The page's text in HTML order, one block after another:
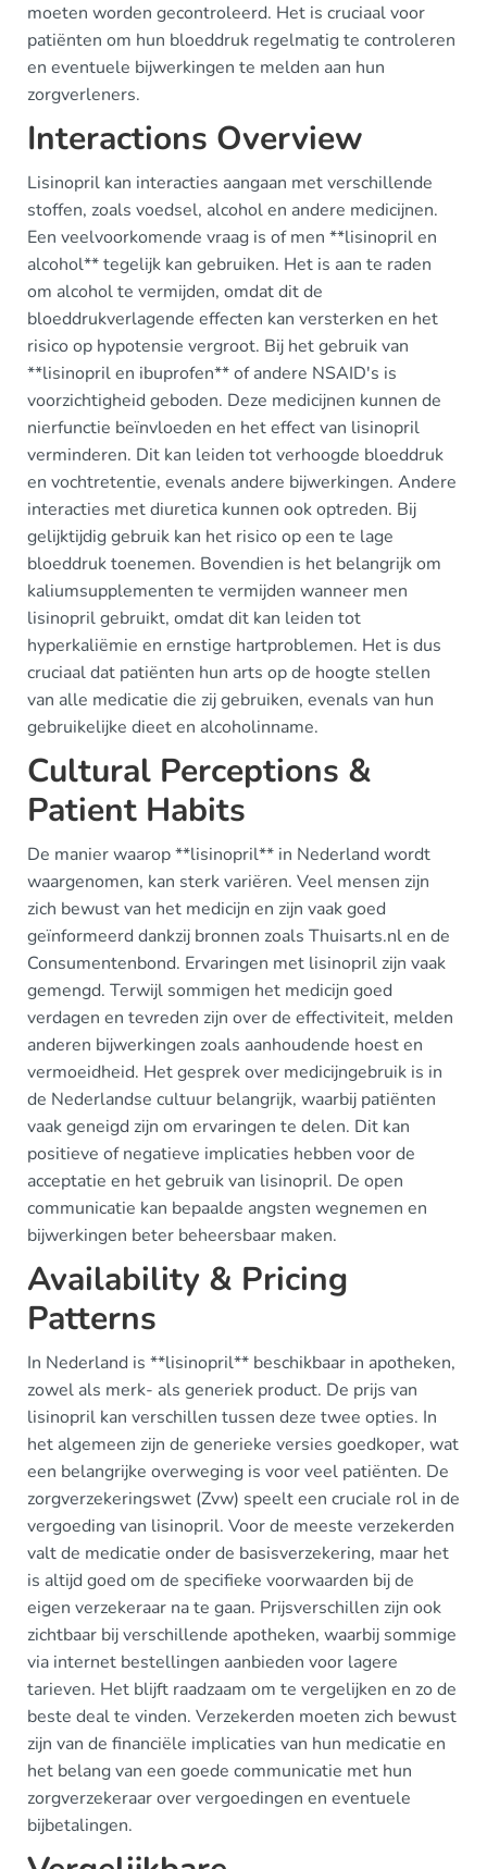
moeten worden gecontroleerd. Het is cruciaal voor
patiënten om hun bloeddruk regelmatig te controleren
en eventuele bijwerkingen te melden aan hun
zorgverleners.
Interactions Overview
Lisinopril kan interacties aangaan met verschillende
stoffen, zoals voedsel, alcohol en andere medicijnen.
Een veelvoorkomende vraag is of men **lisinopril en
alcohol** tegelijk kan gebruiken. Het is aan te raden
om alcohol te vermijden, omdat dit de
bloeddrukverlagende effecten kan versterken en het
risico op hypotensie vergroot. Bij het gebruik van
**lisinopril en ibuprofen** of andere NSAID's is
voorzichtigheid geboden. Deze medicijnen kunnen de
nierfunctie beïnvloeden en het effect van lisinopril
verminderen. Dit kan leiden tot verhoogde bloeddruk
en vochtretentie, evenals andere bijwerkingen. Andere
interacties met diuretica kunnen ook optreden. Bij
gelijktijdig gebruik kan het risico op een te lage
bloeddruk toenemen. Bovendien is het belangrijk om
kaliumsupplementen te vermijden wanneer men
lisinopril gebruikt, omdat dit kan leiden tot
hyperkaliëmie en ernstige hartproblemen. Het is dus
cruciaal dat patiënten hun arts op de hoogte stellen
van alle medicatie die zij gebruiken, evenals van hun
gebruikelijke dieet en alcoholinname.
Cultural Perceptions &
Patient Habits
De manier waarop **lisinopril** in Nederland wordt
waargenomen, kan sterk variëren. Veel mensen zijn
zich bewust van het medicijn en zijn vaak goed
geïnformeerd dankzij bronnen zoals Thuisarts.nl en de
Consumentenbond. Ervaringen met lisinopril zijn vaak
gemengd. Terwijl sommigen het medicijn goed
verdagen en tevreden zijn over de effectiviteit, melden
anderen bijwerkingen zoals aanhoudende hoest en
vermoeidheid. Het gesprek over medicijngebruik is in
de Nederlandse cultuur belangrijk, waarbij patiënten
vaak geneigd zijn om ervaringen te delen. Dit kan
positieve of negatieve implicaties hebben voor de
acceptatie en het gebruik van lisinopril. De open
communicatie kan bepaalde angsten wegnemen en
bijwerkingen beter beheersbaar maken.
Availability & Pricing
Patterns
In Nederland is **lisinopril** beschikbaar in apotheken,
zowel als merk- als generiek product. De prijs van
lisinopril kan verschillen tussen deze twee opties. In
het algemeen zijn de generieke versies goedkoper, wat
een belangrijke overweging is voor veel patiënten. De
zorgverzekeringswet (Zvw) speelt een cruciale rol in de
vergoeding van lisinopril. Voor de meeste verzekerden
valt de medicatie onder de basisverzekering, maar het
is altijd goed om de specifieke voorwaarden bij de
eigen verzekeraar na te gaan. Prijsverschillen zijn ook
zichtbaar bij verschillende apotheken, waarbij sommige
via internet bestellingen aanbieden voor lagere
tarieven. Het blijft raadzaam om te vergelijken en zo de
beste deal te vinden. Verzekerden moeten zich bewust
zijn van de financiële implicaties van hun medicatie en
het belang van een goede communicatie met hun
zorgverzekeraar over vergoedingen en eventuele
bijbetalingen.